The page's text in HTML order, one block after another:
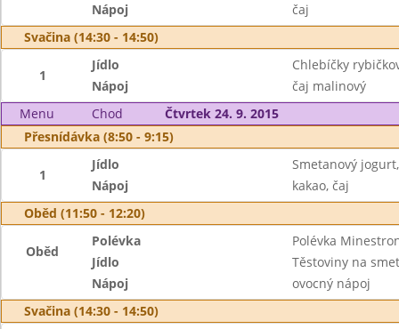
Nápoj
čaj
Svačina (14:30 - 14:50)
1
Jídlo
Chlebíčky
Nápoj
čaj malinový
Menu
Chod
Čtvrtek 24. 9. 2015
Přesnídávka (8:50 - 9:15)
1
Jídlo
Smetanový
Nápoj
kakao, čaj
Oběd (11:50 - 12:20)
Oběd
Polévka
Polévka
Jídlo
Těstoviny na
Nápoj
ovocný nápoj
Svačina (14:30 - 14:50)